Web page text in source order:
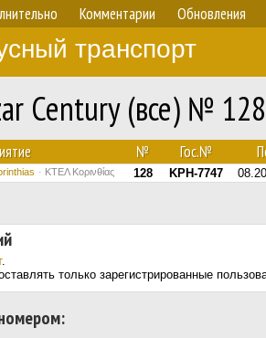
Комментарии Обновления
транспорт
Century (все) № 128
№ Гос.№
ΚΤΕΛ Κορινθίας 128 KPH-7747
.
только зарегистрированные